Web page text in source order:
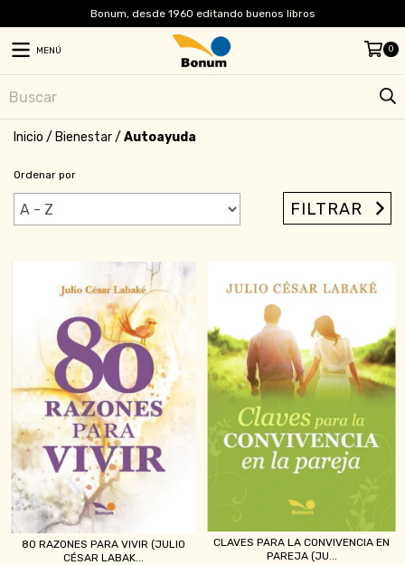
Bonum, desde 1960 editando buenos libros
MENÚ 0
Inicio / Bienestar/ Autoayuda
Ordenar por
FILTRAR
80 RAZONES PARA VIVIR (JULIO
CÉSAR LABAK...
CLAVES PARA LA CONVIVENCIA EN
PAREJA (JU...